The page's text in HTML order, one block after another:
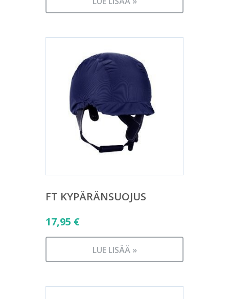
FT KYPÄRÄNSUOJUS
17,95 €
LUE LISÄÄ »